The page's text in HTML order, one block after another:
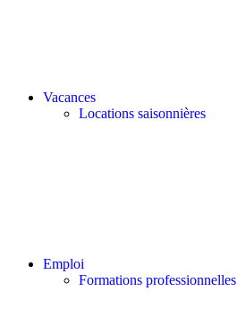
Vacances
Locations saisonnières
Emploi
Formations professionnelles